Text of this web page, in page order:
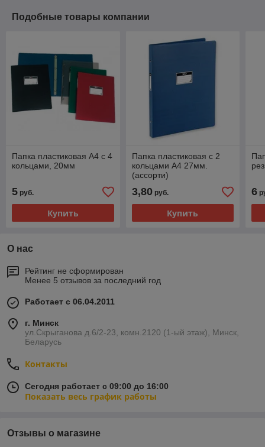
Подобные товары компании
Папка пластиковая А4 с 4
кольцами, 20мм
5 руб.
Купить
Папка пластиковая c 2
кольцами А4 27мм.
(ассорти)
3,80руб.
Купить
6
О нас
Рейтинг не сформирован
Менее 5 отзывов за последний год
Работает с 06.04.2011
г. Минск
ул.Скрыганова д.6/2-23, комн.2120 (1-ый этаж), Минск,
Беларусь
Контакты
Сегодня работает с 09:00 до 16:00
Показать весь график работы
Отзывы о магазине